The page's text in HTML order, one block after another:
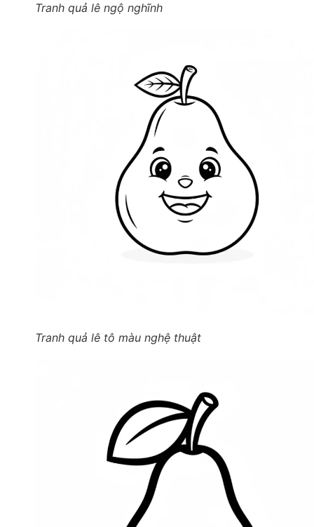
Tranh quả lê ngộ nghĩnh
Tranh quả lê tô màu nghệ thuật